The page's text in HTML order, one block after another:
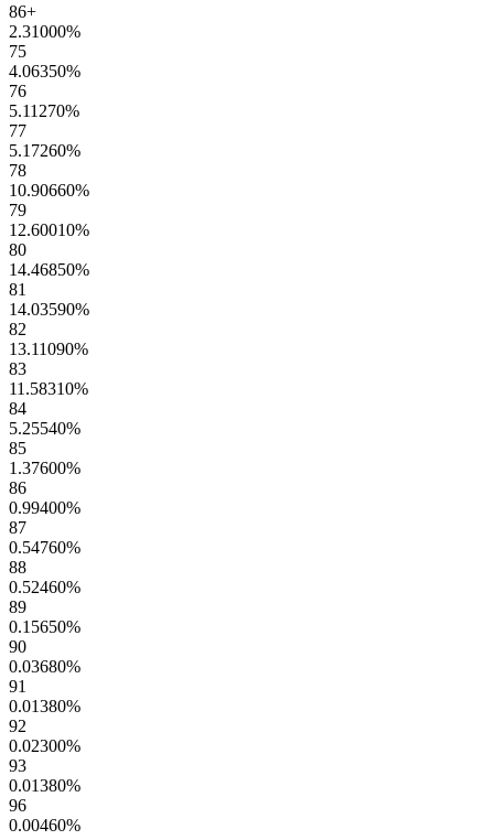
86+
2.31000%
75
4.06350%
76
5.11270%
77
5.17260%
78
10.90660%
79
12.60010%
80
14.46850%
81
14.03590%
82
13.11090%
83
11.58310%
84
5.25540%
85
1.37600%
86
0.99400%
87
0.54760%
88
0.52460%
89
0.15650%
90
0.03680%
91
0.01380%
92
0.02300%
93
0.01380%
96
0.00460%